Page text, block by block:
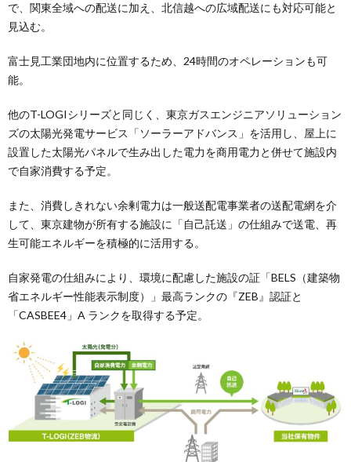
で、関東全域への配送に加え、北信越への広域配送にも対応可能と
見込む。
富士見工業団地内に位置するため、24時間のオペレーションも可
能。
他のT-LOGIシリーズと同じく、東京ガスエンジニアソリューション
ズの太陽光発電サービス「ソーラーアドバンス」を活用し、屋上に
設置した太陽光パネルで生み出した電力を商用電力と併せて施設内
で自家消費する予定。
また、消費しきれない余剰電力は一般送配電事業者の送配電網を介
して、東京建物が所有する施設に「自己託送」の仕組みで送電、再
生可能エネルギーを積極的に活用する。
自家発電の仕組みにより、環境に配慮した施設の証「BELS（建築物
省エネルギー性能表示制度）」最高ランクの『ZEB』認証と
「CASBEE4」A ランクを取得する予定。